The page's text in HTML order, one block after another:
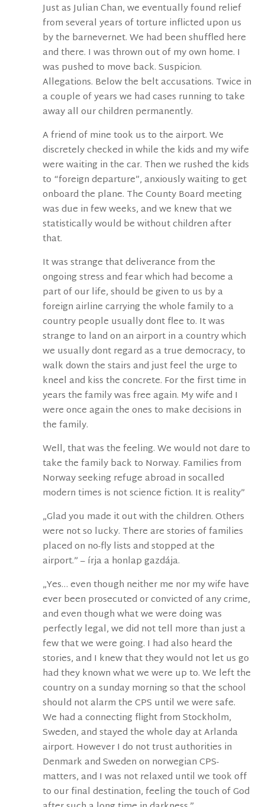
Just as Julian Chan, we eventually found relief
from several years of torture inflicted upon us
by the barnevernet. We had been shuffled here
and there. I was thrown out of my own home. I
was pushed to move back. Suspicion.
Allegations. Below the belt accusations. Twice in
a couple of years we had cases running to take
away all our children permanently.
A friend of mine took us to the airport. We
discretely checked in while the kids and my wife
were waiting in the car. Then we rushed the kids
to “foreign departure”, anxiously waiting to get
onboard the plane. The County Board meeting
was due in few weeks, and we knew that we
statistically would be without children after
that.
It was strange that deliverance from the
ongoing stress and fear which had become a
part of our life, should be given to us by a
foreign airline carrying the whole family to a
country people usually dont flee to. It was
strange to land on an airport in a country which
we usually dont regard as a true democracy, to
walk down the stairs and just feel the urge to
kneel and kiss the concrete. For the first time in
years the family was free again. My wife and I
were once again the ones to make decisions in
the family.
Well, that was the feeling. We would not dare to
take the family back to Norway. Families from
Norway seeking refuge abroad in socalled
modern times is not science fiction. It is reality”
„Glad you made it out with the children. Others
were not so lucky. There are stories of families
placed on no-fly lists and stopped at the
airport.” – írja a honlap gazdája.
„Yes… even though neither me nor my wife have
ever been prosecuted or convicted of any crime,
and even though what we were doing was
perfectly legal, we did not tell more than just a
few that we were going. I had also heard the
stories, and I knew that they would not let us go
had they known what we were up to. We left the
country on a sunday morning so that the school
should not alarm the CPS until we were safe.
We had a connecting flight from Stockholm,
Sweden, and stayed the whole day at Arlanda
airport. However I do not trust authorities in
Denmark and Sweden on norwegian CPS-
matters, and I was not relaxed until we took off
to our final destination, feeling the touch of God